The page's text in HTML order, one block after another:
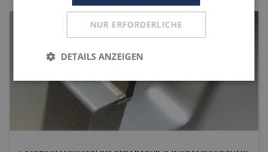
NUR ERFORDERLICHE
DETAILS ANZEIGEN